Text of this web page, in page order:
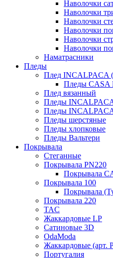
Наволочки
Наволочки
Наволочки
Наволочки
Наволочки
Наволочки
Наматрасники
Пледы
Плед INCALPACA
Пледы CASA
Плед вязанный
Пледы
Пледы INCALPACA
Пледы шерстяные
Пледы хлопковые
Пледы Вальтери
Покрывала
Стеганные
Покрывала PN220
Покрывала
Покрывала 100
Покрывала
Покрывала 220
TAC
Жаккардовые LP
Сатиновые 3D
OdaModa
Жаккардовые (арт.
Португалия